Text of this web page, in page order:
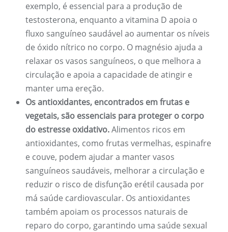
exemplo, é essencial para a produção de
testosterona, enquanto a vitamina D apoia o
fluxo sanguíneo saudável ao aumentar os níveis
de óxido nítrico no corpo. O magnésio ajuda a
relaxar os vasos sanguíneos, o que melhora a
circulação e apoia a capacidade de atingir e
manter uma ereção.
Os antioxidantes, encontrados em frutas e
vegetais, são essenciais para proteger o corpo
do estresse oxidativo.Alimentos ricos em
antioxidantes, como frutas vermelhas, espinafre
e couve, podem ajudar a manter vasos
sanguíneos saudáveis, melhorar a circulação e
reduzir o risco de disfunção erétil causada por
má saúde cardiovascular. Os antioxidantes
também apoiam os processos naturais de
reparo do corpo, garantindo uma saúde sexual